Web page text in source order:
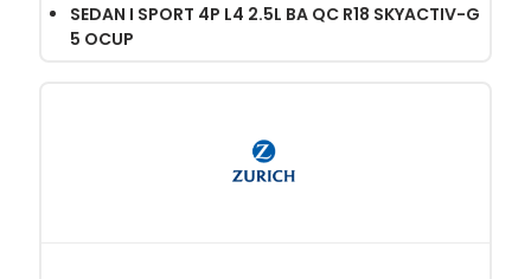
SEDAN I SPORT 4P L4 2.5L BA QC R18 SKYACTIV-G
5 OCUP